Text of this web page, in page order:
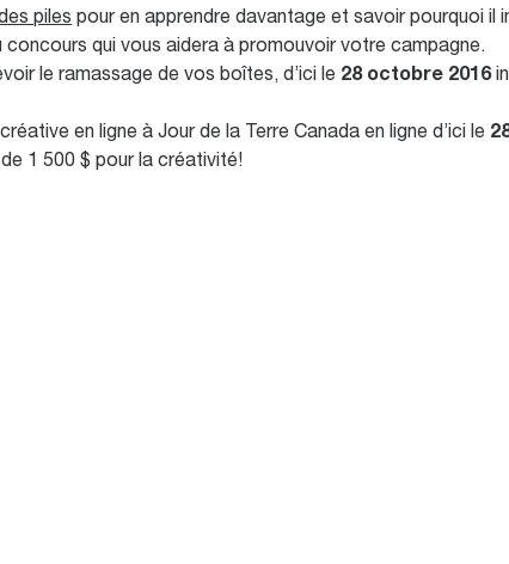
piles pour en apprendre davantage et savoir pourquoi il
concours qui vous aidera à promouvoir votre campagne.
le ramassage de vos boîtes, d’ici le 28 octobre 2016
en ligne à Jour de la Terre Canada en ligne d’ici le
1 500 $ pour la créativité!